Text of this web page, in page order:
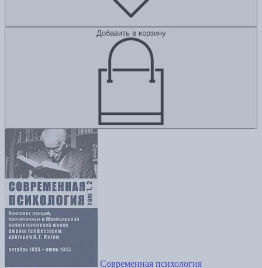
Добавить в корзину
Современная психология